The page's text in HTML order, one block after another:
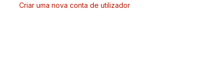
Criar uma nova conta de utilizador